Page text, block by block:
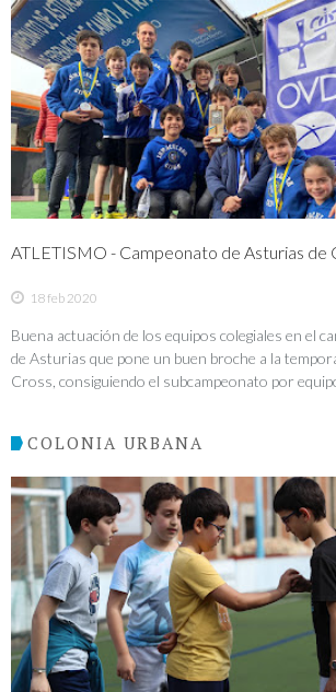
ATLETISMO - Campeonato de Asturias de
18 feb 2020
Buena actuación de los equipos colegiales en el
de Asturias que pone un buen broche a la
Cross, consiguiendo el subcampeonato por
COLONIA URBANA